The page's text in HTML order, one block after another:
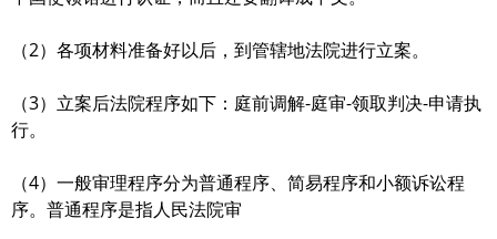
（2）各项材料准备好以后，到管辖地法院进行立案。
（3）立案后法院程序如下：庭前调解-庭审-领取判决-申请执
行。
（4）一般审理程序分为普通程序、简易程序和小额诉讼程
序。普通程序是指人民法院审